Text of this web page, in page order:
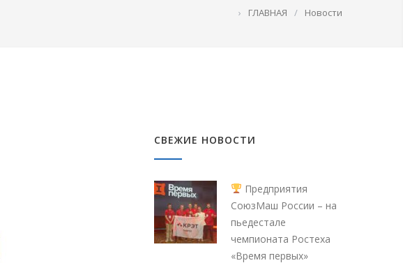
› ГЛАВНАЯ / Новости
СВЕЖИЕ НОВОСТИ
Предприятия
СоюзМаш России – на
пьедестале
чемпионата Ростеха
«Время первых»